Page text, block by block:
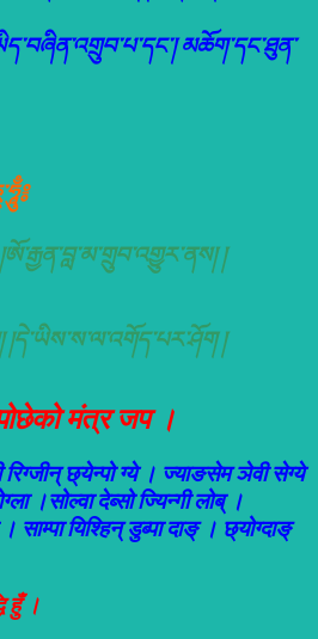
མཆོག་དང་ཐུན་
།
།
मंत्र जप ।
छ्येन्पो ग्ये । ज्याङसेम ञेवी सेग्ये
।सोल्वा देब्सो ज्यिन्गी लोब् ।
साम्पा यिश्हिन् डुब्पा दाङ् । छ्योग्दाङ्
हुँ ।